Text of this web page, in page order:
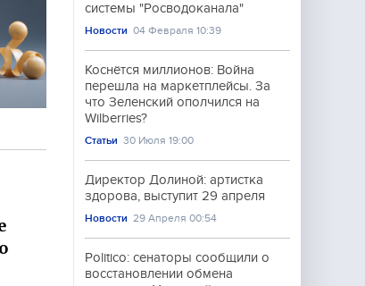
системы "Росводоканала"
Новости 04 Февраля 10:39
Коснётся миллионов: Война
перешла на маркетплейсы. За
что Зеленский ополчился на
Wilberries?
Статьи 30 Июля 19:00
Директор Долиной: артистка
здорова, выступит 29 апреля
Новости 29 Апреля 00:54
Politico: сенаторы сообщили о
восстановлении обмена